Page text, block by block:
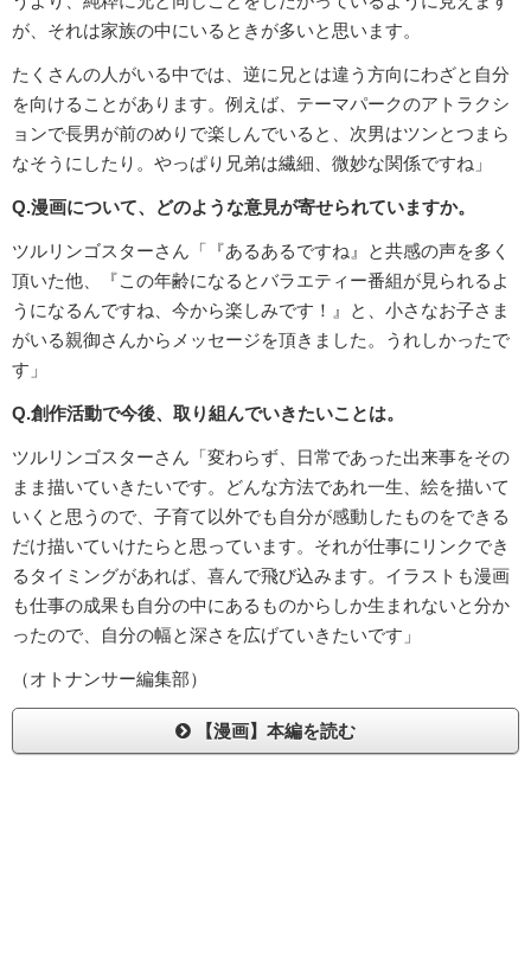
が、それは家族の中にいるときが多いと思います。
たくさんの人がいる中では、逆に兄とは違う方向にわざと自分
を向けることがあります。例えば、テーマパークのアトラクシ
ョンで長男が前のめりで楽しんでいると、次男はツンとつまら
なそうにしたり。やっぱり兄弟は繊細、微妙な関係ですね」
Q.漫画について、どのような意見が寄せられていますか。
ツルリンゴスターさん「『あるあるですね』と共感の声を多く
頂いた他、『この年齢になるとバラエティー番組が見られるよ
うになるんですね、今から楽しみです！』と、小さなお子さま
がいる親御さんからメッセージを頂きました。うれしかったで
す」
Q.創作活動で今後、取り組んでいきたいことは。
ツルリンゴスターさん「変わらず、日常であった出来事をその
まま描いていきたいです。どんな方法であれ一生、絵を描いて
いくと思うので、子育て以外でも自分が感動したものをできる
だけ描いていけたらと思っています。それが仕事にリンクでき
るタイミングがあれば、喜んで飛び込みます。イラストも漫画
も仕事の成果も自分の中にあるものからしか生まれないと分か
ったので、自分の幅と深さを広げていきたいです」
（オトナンサー編集部）
【漫画】本編を読む